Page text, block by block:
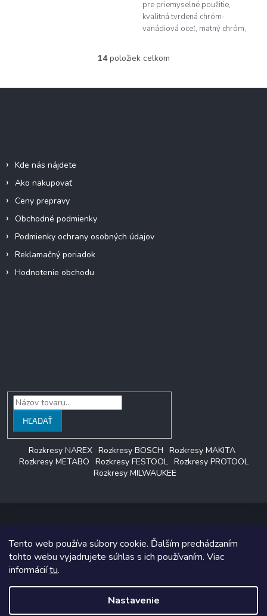
Tento web používa súbory cookie. Ďalším prechádzaním
tohto webu vyjadrujete súhlas s ich používaním. Viac
informáciítu.
Nastavenie
pre priemyselné použitie,
kvalitná tvrdená chróm-
vanádiová oceľ, matný chróm,
zakladač.
O
l
ý
14položiek celkom
Kde nás nájdete
Ako nakupovať
Ceny prepravy
Obchodné podmienky
Podmienky ochrany osobných údajov
Reklamačný poriadok
Hodnotenie obchodu
HĽADAŤ
Rozkresy NAREX Rozkresy BOSCH Rozkresy MAKITA
Rozkresy METABO Rozkresy FESTOOL Rozkresy PROTOOL
Rozkresy MILWAUKEE
Copyright 2026LAGON SERVIS. Všetky práva vyhradené.
Grafický návrh vytvoril a na Shoptet implementoval
Shoptetak.cz.